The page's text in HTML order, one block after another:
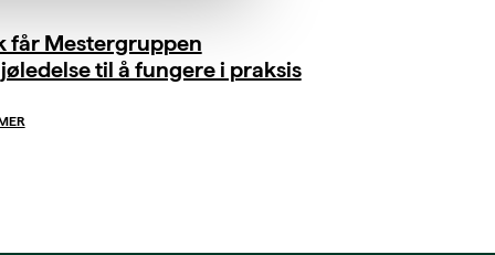
får Mestergruppen
til å fungere i praksis